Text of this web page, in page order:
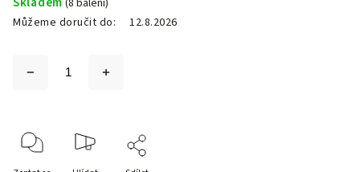
(8 balení)
Můžeme doručit do:
12.8.2026